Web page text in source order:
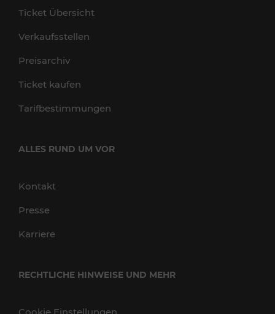
Ticket Übersicht
Verkaufsstellen
Preisarchiv
Ticket kaufen
Tarifbestimmungen
ALLES RUND UM VOR
Kontakt
Presse
Karriere
RECHTLICHE HINWEISE UND MEHR